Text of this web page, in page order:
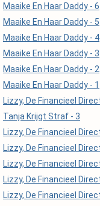
Maaike En Haar Daddy - 6
Maaike En Haar Daddy - 5
Maaike En Haar Daddy - 4
Maaike En Haar Daddy - 3
Maaike En Haar Daddy - 2
Maaike En Haar Daddy - 1
Tanja Krijgt Straf - 3